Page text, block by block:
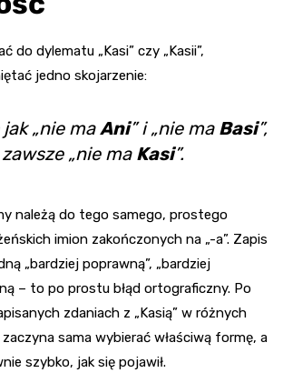
do dylematu „Kasi” czy „Kasii”,
jedno skojarzenie:
jak „nie maAni” i „nie ma Basi”,
„nie ma Kasi”.
należą do tego samego, prostego
imion zakończonych na „-a”. Zapis
„bardziej poprawną”, „bardziej
– to po prostu błąd ortograficzny. Po
zdaniach z „Kasią” w różnych
sama wybierać właściwą formę, a
szybko, jak się pojawił.